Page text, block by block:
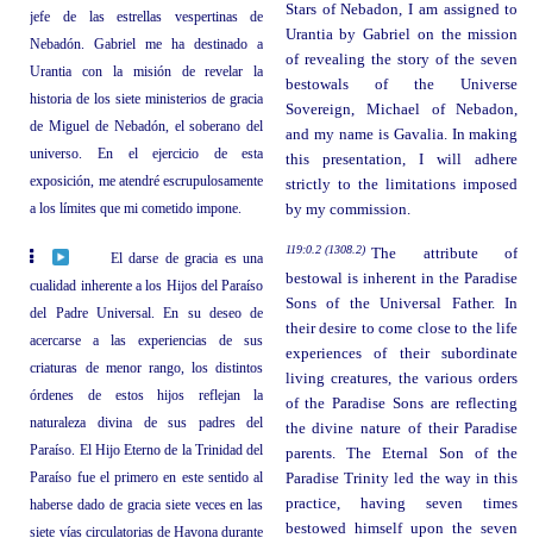
jefe de las estrellas vespertinas de
Nebadón. Gabriel me ha destinado a
Urantia con la misión de revelar la
historia de los siete ministerios de gracia
de Miguel de Nebadón, el soberano del
universo. En el ejercicio de esta
exposición, me atendré escrupulosamente
a los límites que mi cometido impone.
Stars of Nebadon, I am assigned to
Urantia by Gabriel on the mission
of revealing the story of the seven
bestowals of the Universe
Sovereign, Michael of Nebadon,
and my name is Gavalia. In making
this presentation, I will adhere
strictly to the limitations imposed
by my commission.
El darse de gracia es una
cualidad inherente a los Hijos del Paraíso
del Padre Universal. En su deseo de
acercarse a las experiencias de sus
criaturas de menor rango, los distintos
órdenes de estos hijos reflejan la
naturaleza divina de sus padres del
Paraíso. El Hijo Eterno de la Trinidad del
Paraíso fue el primero en este sentido al
haberse dado de gracia siete veces en las
siete vías circulatorias de Havona durante
119:0.2 (1308.2) The attribute of
bestowal is inherent in the Paradise
Sons of the Universal Father. In
their desire to come close to the life
experiences of their subordinate
living creatures, the various orders
of the Paradise Sons are reflecting
the divine nature of their Paradise
parents. The Eternal Son of the
Paradise Trinity led the way in this
practice, having seven times
bestowed himself upon the seven